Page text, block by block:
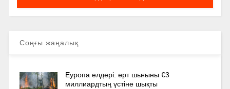
Соңғы жаңалық
Еуропа елдері: өрт шығыны €3
миллиардтың үстіне шықты